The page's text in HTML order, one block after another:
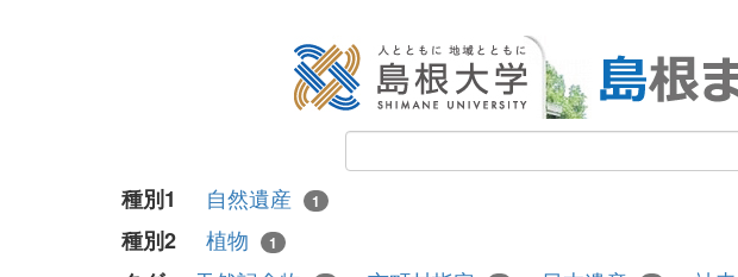
種別1 自然遺産 1
種別2 植物 1